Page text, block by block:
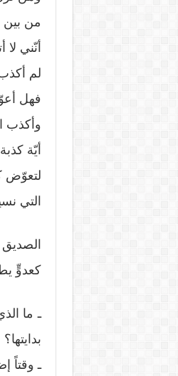
من بين
أنّني
لم
فهل
وأكذب
أيّة
لتعوّض
التي
كعدوٍّ
ـ ما
بدايتها؟
ـ وقتاً